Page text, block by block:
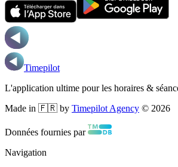
Timepilot
L'application ultime pour les horaires &
Made in 🇫🇷 by Timepilot Agency © 2026
Données fournies par
Navigation